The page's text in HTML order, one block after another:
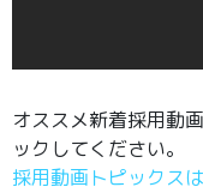
オススメ新着採用動
ックしてください。
採用動画トピックス